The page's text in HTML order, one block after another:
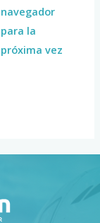
navegador
para la
próxima vez